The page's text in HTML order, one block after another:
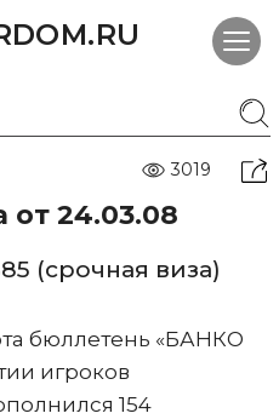
3019
от 24.03.08
(срочная виза)
бюллетень «БАНКО
игроков
154